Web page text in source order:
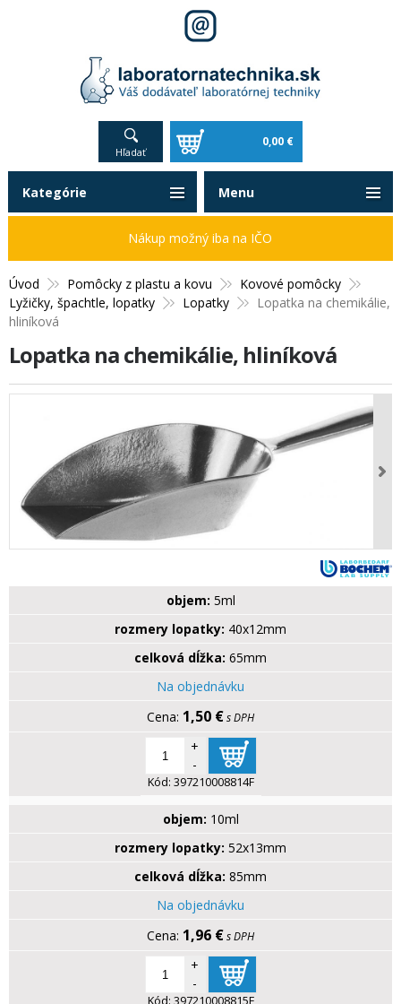
Hľadať
0,00 €
Úvod Pomôcky z plastu a kovu
Kovové pomôcky
Lyžičky, špachtle, lopatky
Lopatky
Lopatka na chemikálie,
hliníková
Lopatka na chemikálie, hliníková
objem: 5ml
rozmery lopatky: 40x12mm
celková dĺžka: 65mm
Na objednávku
1,50 €s DPH
+
-
Kód: 397210008814F
objem: 10ml
rozmery lopatky: 52x13mm
celková dĺžka: 85mm
Na objednávku
1,96 €s DPH
+
-
Kategórie
Nákup možný iba na IČO
Menu